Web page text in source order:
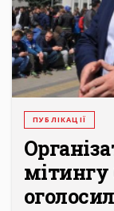
ПУБЛІКАЦІЇ
мітингу